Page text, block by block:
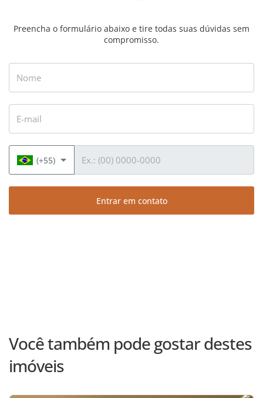
Preencha o formulário abaixo e tire todas suas dúvidas sem
compromisso.
(+55)
Entrar em contato
Você também pode gostar destes
imóveis